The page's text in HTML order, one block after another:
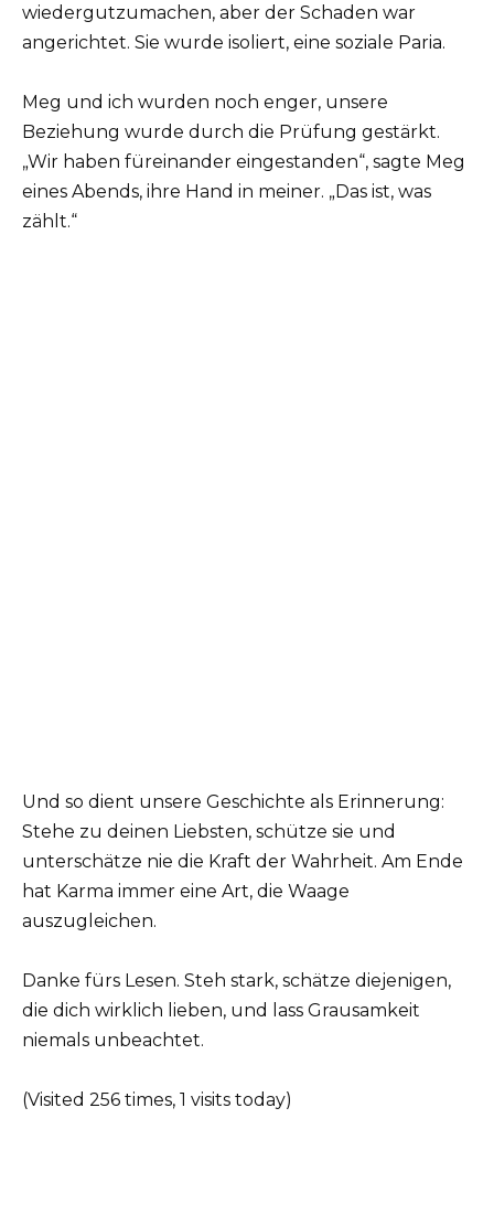
wiedergutzumachen, aber der Schaden war
angerichtet. Sie wurde isoliert, eine soziale Paria.
Meg und ich wurden noch enger, unsere
Beziehung wurde durch die Prüfung gestärkt.
„Wir haben füreinander eingestanden“, sagte Meg
eines Abends, ihre Hand in meiner. „Das ist, was
zählt.“
Und so dient unsere Geschichte als Erinnerung:
Stehe zu deinen Liebsten, schütze sie und
unterschätze nie die Kraft der Wahrheit. Am Ende
hat Karma immer eine Art, die Waage
auszugleichen.
Danke fürs Lesen. Steh stark, schätze diejenigen,
die dich wirklich lieben, und lass Grausamkeit
niemals unbeachtet.
(Visited 256 times, 1 visits today)